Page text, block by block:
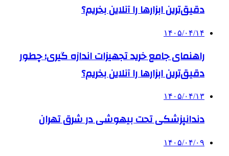
دقیق‌ترین ابزارها را آنلاین بخریم؟
۱۴۰۵/۰۴/۱۴
راهنمای جامع خرید تجهیزات اندازه گیری؛ چطور
دقیق‌ترین ابزارها را آنلاین بخریم؟
۱۴۰۵/۰۴/۱۳
دندانپزشکی تحت بیهوشی در شرق تهران
۱۴۰۵/۰۴/۰۹